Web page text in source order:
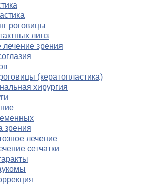
роговицы
линз
зрения
(кератопластика)
хирургия
зрения
лечение
сетчатки